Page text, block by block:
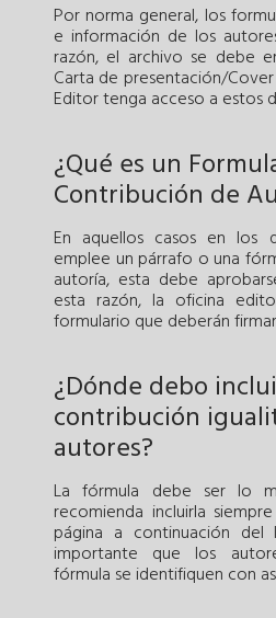
Por norma general, los
e información de los
razón, el archivo se debe
Carta de presentación/
Editor tenga acceso a estos
¿Qué es un
Contribución de
En aquellos casos en los
emplee un párrafo o una
autoría, esta debe
esta razón, la oficina
formulario que deberán
¿Dónde debo
contribución
autores?
La fórmula debe ser lo
recomienda incluirla
página a continuación del
importante que los
fórmula se identifiquen con